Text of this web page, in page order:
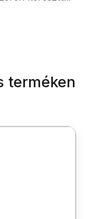
terméken